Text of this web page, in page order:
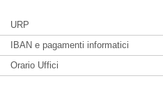
URP
IBAN e pagamenti informatici
Orario Uffici